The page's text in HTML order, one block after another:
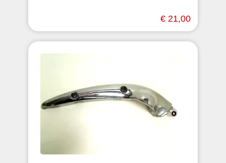
€ 21,00